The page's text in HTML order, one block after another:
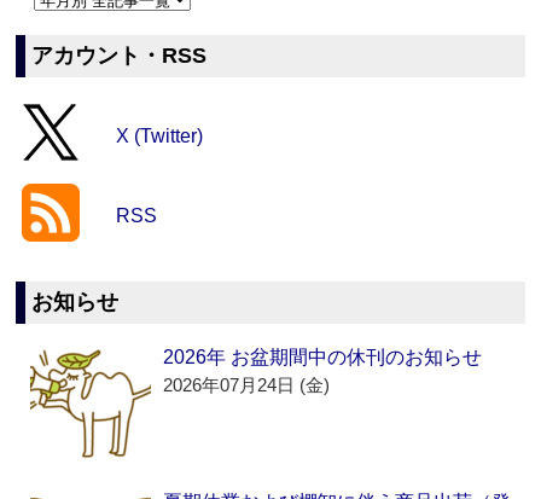
アカウント・RSS
X (Twitter)
RSS
お知らせ
2026年 お盆期間中の休刊のお知らせ
2026年07月24日 (金)